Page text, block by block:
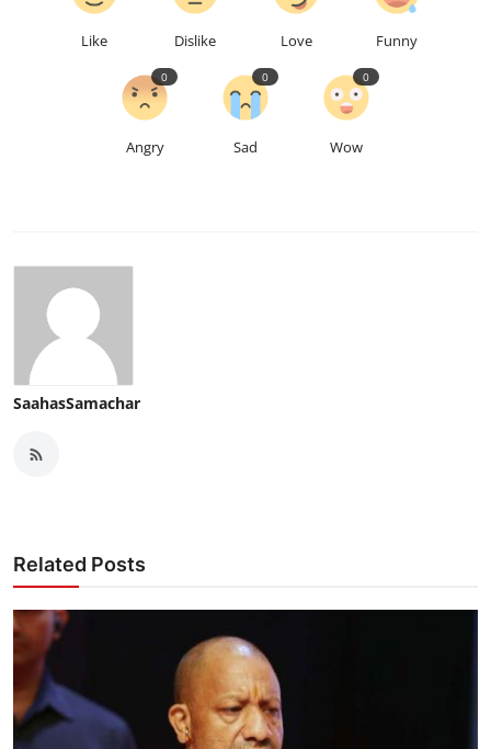
Like Dislike Love Funny
Angry
0
Sad
0
Wow
0
SaahasSamachar
Related Posts